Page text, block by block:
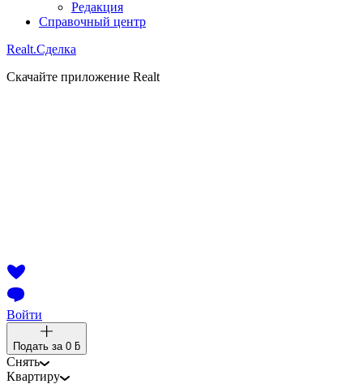
Редакция
Справочный центр
Realt.Сделка
Скачайте приложение Realt
Войти
Подать за 0 ƃ
Снять
Квартиру